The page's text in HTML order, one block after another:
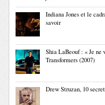
Indiana Jones et le
savoir
Shia LaBeouf : « Je ne
Transformers (2007)
Drew Struzan, 10